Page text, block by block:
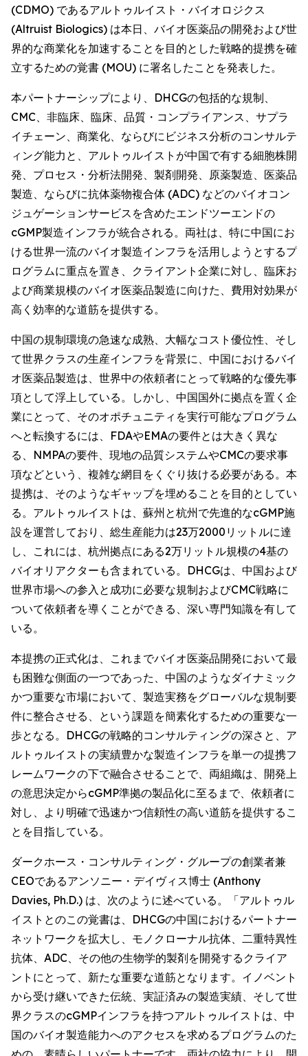
(CDMO) であるアルトゥルイスト・バイオロジクス
(Altruist Biologics) は本日、バイオ医薬品の開発および世
界的な商業化を加速することを目的とした戦略的提携を確
立するための覚書 (MOU) に署名したことを発表した。
本パートナーシップにより、DHCGの包括的な規制、
CMC、非臨床、臨床、品質・コンプライアンス、サプラ
イチェーン、商業化、ならびにビジネス分析のコンサルテ
ィング能力と、アルトゥルイストが中国で有する細胞株開
発、プロセス・分析法開発、製剤開発、原薬製造、医薬品
製造、ならびに抗体薬物複合体 (ADC) などのバイオコン
ジュゲーションサービスを含めたエンドツーエンドの
cGMP製造インフラが統合される。両社は、特に中国にお
ける世界一流のバイオ製造インフラを活用しようとするプ
ログラムに重点を置き、クライアント企業に対し、臨床お
よび商業規模のバイオ医薬品製造に向けた、費用対効果が
高く効率的な道筋を提供する。
中国の規制環境の急速な成熟、大幅なコスト優位性、そし
て世界クラスの生産インフラを背景に、中国におけるバイ
オ医薬品製造は、世界中の依頼者にとって戦略的な優先事
項として浮上している。しかし、中国国外に拠点を置く企
業にとって、そのオポチュニティを実行可能なプログラム
へと転換するには、FDAやEMAの要件とは大きく異な
る、NMPAの要件、現地の品質システムやCMCの要求事
項などという、複雑な網目をくぐり抜ける必要がある。本
提携は、そのようなギャップを埋めることを目的としてい
る。アルトゥルイストは、蘇州と杭州で先進的なcGMP施
設を運営しており、総生産能力は23万2000リットルに達
し、これには、杭州拠点にある2万リットル規模の4基の
バイオリアクターも含まれている。DHCGは、中国および
世界市場への参入と成功に必要な規制およびCMC戦略に
ついて依頼者を導くことができる、深い専門知識を有して
いる。
本提携の正式化は、これまでバイオ医薬品開発において最
も困難な側面の一つであった、中国のようなダイナミック
かつ重要な市場において、製造実務をグローバルな規制要
件に整合させる、という課題を簡素化するための重要な一
歩となる。DHCGの戦略的コンサルティングの深さと、ア
ルトゥルイストの実績豊かな製造インフラを単一の提携フ
レームワークの下で融合させることで、両組織は、開発上
の意思決定からcGMP準拠の製品化に至るまで、依頼者に
対し、より明確で迅速かつ信頼性の高い道筋を提供するこ
とを目指している。
ダークホース・コンサルティング・グループの創業者兼
CEOであるアンソニー・デイヴィス博士 (Anthony
Davies, Ph.D.) は、次のように述べている。「アルトゥル
イストとのこの覚書は、DHCGの中国におけるパートナー
ネットワークを拡大し、モノクローナル抗体、二重特異性
抗体、ADC、その他の生物学的製剤を開発するクライア
ントにとって、新たな重要な道筋となります。イノベント
から受け継いできた伝統、実証済みの製造実績、そして世
界クラスのcGMPインフラを持つアルトゥルイストは、中
国のバイオ製造能力へのアクセスを求めるプログラムのた